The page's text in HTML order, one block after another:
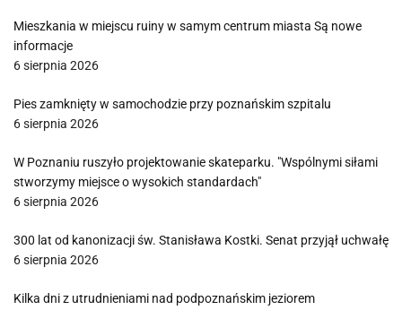
Mieszkania w miejscu ruiny w samym centrum miasta Są nowe
informacje
6 sierpnia 2026
Pies zamknięty w samochodzie przy poznańskim szpitalu
6 sierpnia 2026
W Poznaniu ruszyło projektowanie skateparku. "Wspólnymi siłami
stworzymy miejsce o wysokich standardach"
6 sierpnia 2026
300 lat od kanonizacji św. Stanisława Kostki. Senat przyjął uchwałę
6 sierpnia 2026
Kilka dni z utrudnieniami nad podpoznańskim jeziorem